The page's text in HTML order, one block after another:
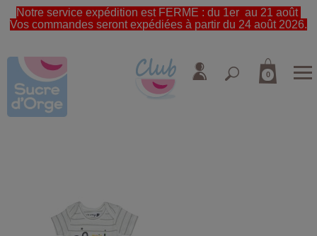
Notre service expédition est FERME : du 1er au 21 août
Vos commandes seront expédiées à partir du 24 août 2026.
0